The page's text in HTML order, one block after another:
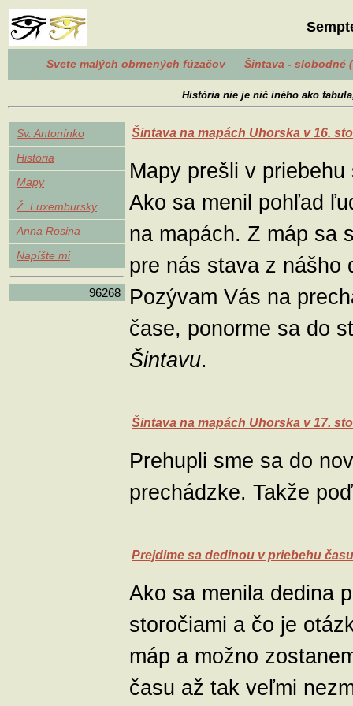
Svete malých obrnených fúzačov Šintava - slobodné
História nie je nič iného ako
Sv. Antonínko
História
Mapy
Ž. Luxemburský
Anna Rosina
Napíšte mi
96268
Šintava na mapách Uhorska v 16.
Mapy prešli v
Ako sa menil pohľad
na mapách. Z máp sa
pre nás stava z nášho
Pozývam Vás na
čase, ponorme sa do
Šintavu.
Šintava na mapách Uhorska v 17.
Prehupli sme sa do
prechádzke. Takže
Prejdime sa dedinou v priebehu času
Ako sa menila dedina
storočiami a čo je
máp a možno
času až tak veľmi